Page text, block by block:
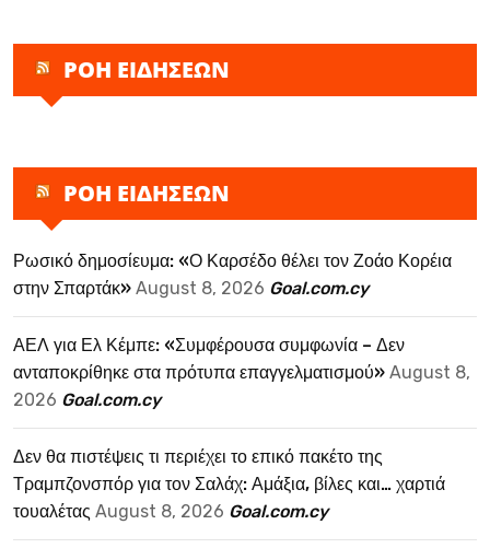
ΡΟΗ ΕΙΔΗΣΕΩΝ
ΡΟΗ ΕΙΔΗΣΕΩΝ
Ρωσικό δημοσίευμα: «Ο Καρσέδο θέλει τον Ζοάο Κορέια
στην Σπαρτάκ» August 8, 2026 Goal.com.cy
ΑΕΛ για Ελ Κέμπε: «Συμφέρουσα συμφωνία – Δεν
ανταποκρίθηκε στα πρότυπα επαγγελματισμού» August 8,
2026 Goal.com.cy
Δεν θα πιστέψεις τι περιέχει το επικό πακέτο της
Τραμπζονσπόρ για τον Σαλάχ: Αμάξια, βίλες και… χαρτιά
τουαλέτας August 8, 2026 Goal.com.cy